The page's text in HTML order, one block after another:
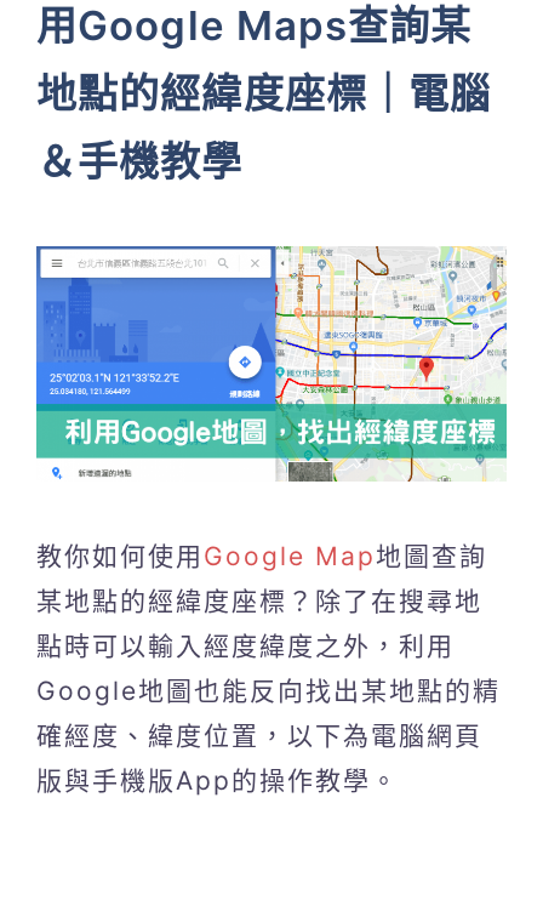
用Google Maps查詢某
地點的經緯度座標｜電腦
＆手機教學
教你如何使用 Google Map地圖查詢
某地點的經緯度座標？除了在搜尋地
點時可以輸入經度緯度之外，利用
Google地圖也能反向找出某地點的精
確經度、緯度位置，以下為電腦網頁
版與手機版App的操作教學。